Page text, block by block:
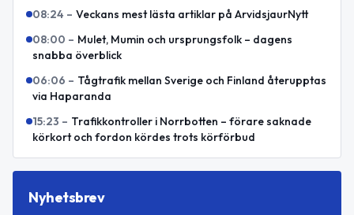
08:24 – Veckans mest lästa artiklar på ArvidsjaurNytt
08:00 – Mulet, Mumin och ursprungsfolk – dagens
snabba överblick
06:06 – Tågtrafik mellan Sverige och Finland återupptas
via Haparanda
15:23 – Trafikkontroller i Norrbotten – förare saknade
körkort och fordon kördes trots körförbud
Nyhetsbrev